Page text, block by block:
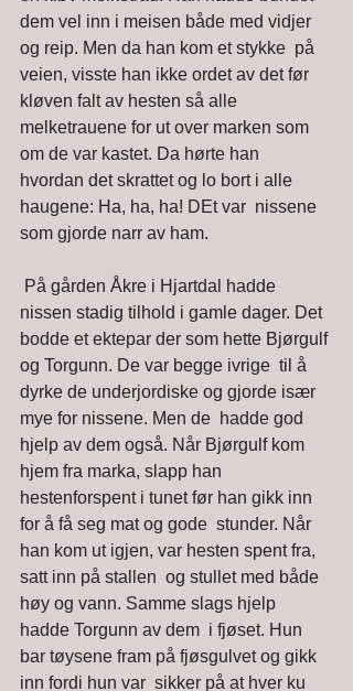
dem vel inn i meisen både med vidjer
og reip. Men da han kom et stykke  på
veien, visste han ikke ordet av det før
kløven falt av hesten så alle
melketrauene for ut over marken som
om de var kastet. Da hørte han
hvordan det skrattet og lo bort i alle
haugene: Ha, ha, ha! DEt var  nissene
som gjorde narr av ham.
nissen stadig tilhold i gamle dager. Det
bodde et ektepar der som hette Bjørgulf
og Torgunn. De var begge ivrige  til å
dyrke de underjordiske og gjorde især
mye for nissene. Men de  hadde god
hjelp av dem også. Når Bjørgulf kom
hjem fra marka, slapp han
hestenforspent i tunet før han gikk inn
for å få seg mat og gode  stunder. Når
han kom ut igjen, var hesten spent fra,
satt inn på stallen  og stullet med både
høy og vann. Samme slags hjelp
hadde Torgunn av dem  i fjøset. Hun
bar tøysene fram på fjøsgulvet og gikk
inn fordi hun var  sikker på at hver ku